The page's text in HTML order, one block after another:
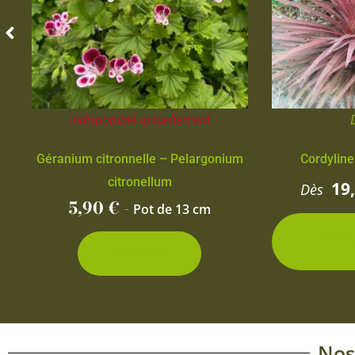
Indisponible actuellement
Géranium citronnelle – Pelargonium
citronellum
5,90€ - Pot de 13 cm
Dès